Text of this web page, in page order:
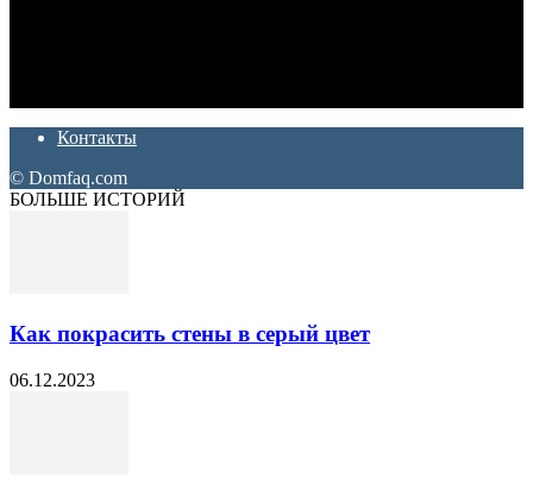
Контакты
© Domfaq.com
БОЛЬШЕ ИСТОРИЙ
Как покрасить стены в серый цвет
06.12.2023